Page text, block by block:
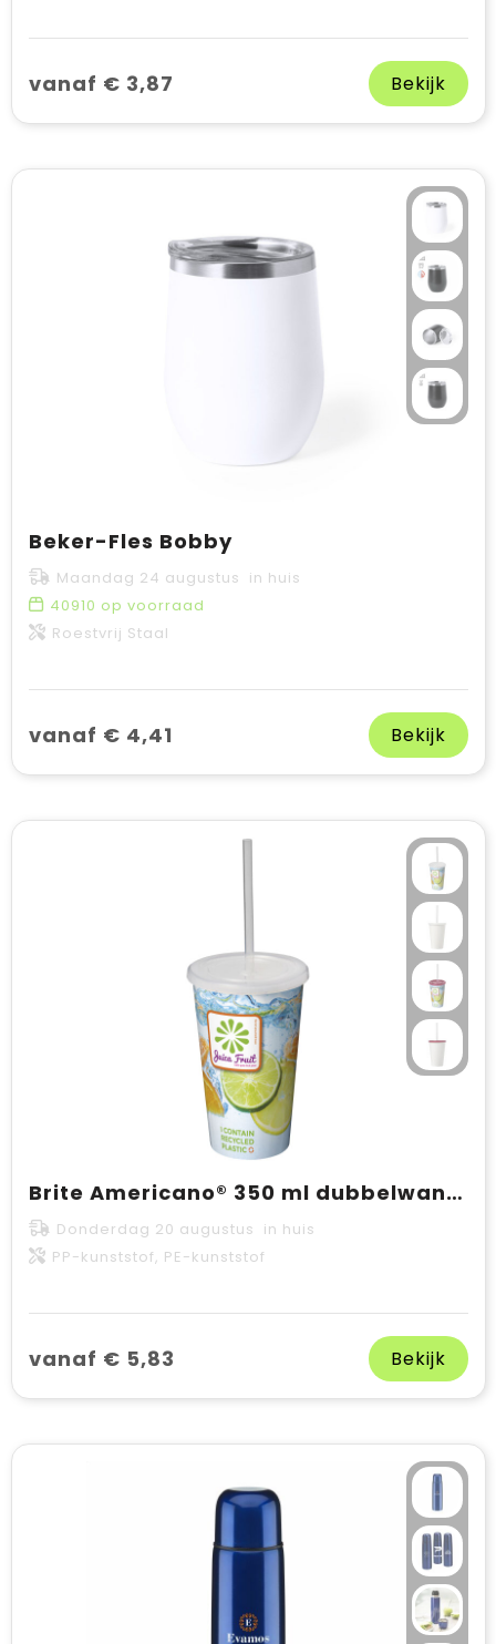
vanaf € 3,87 Bekijk
Beker-Fles Bobby
Maandag 24 augustus in huis
40910 op voorraad
Roestvrij Staal
vanaf € 4,41 Bekijk
Brite Americano® 350 ml dubbelwandige beker
Donderdag 20 augustus in huis
PP-kunststof, PE-kunststof
vanaf € 5,83 Bekijk